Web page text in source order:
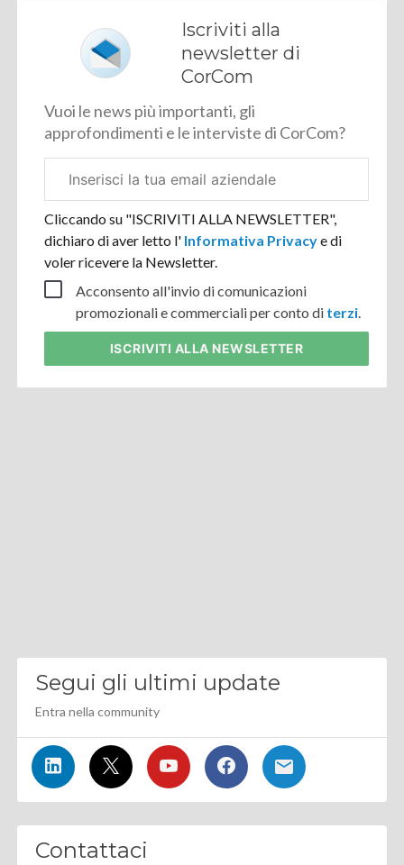
Iscriviti alla
newsletter di
CorCom
Vuoi le news più importanti, gli
approfondimenti e le interviste di CorCom?
aziendale
Cliccando su "ISCRIVITI ALLA NEWSLETTER",
dichiaro di aver letto l' Informativa Privacye di
voler ricevere la Newsletter.
Acconsento all'invio di comunicazioni
promozionali e commerciali per conto di terzi.
ISCRIVITI ALLA NEWSLETTER
Segui gli ultimi update
Entra nella community
Contattaci